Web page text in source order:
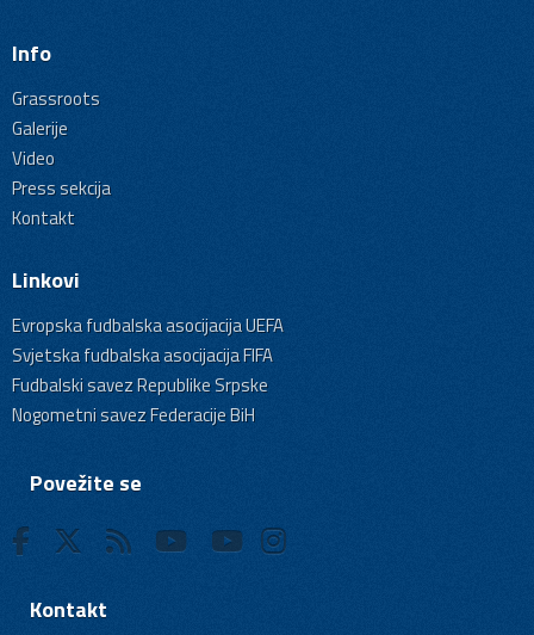
Info
Grassroots
Galerije
Video
Press sekcija
Kontakt
Linkovi
Evropska fudbalska asocijacija UEFA
Svjetska fudbalska asocijacija FIFA
Fudbalski savez Republike Srpske
Nogometni savez Federacije BiH
Povežite se
Kontakt